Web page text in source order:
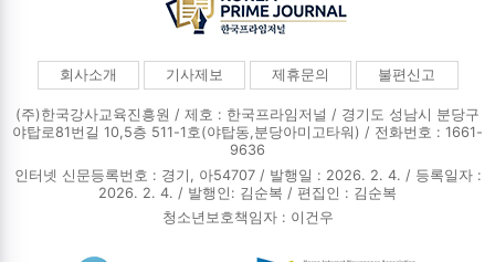
회사소개 기사제보 제휴문의 불편신고
(주)한국강사교육진흥원 / 제호 : 한국프라임저널 / 경기도 성남시 분당구
야탑로81번길 10,5층 511-1호(야탑동,분당아미고타워) / 전화번호 : 1661-
9636
인터넷 신문등록번호 : 경기, 아54707 / 발행일 : 2026. 2. 4. / 등록일자 :
2026. 2. 4. / 발행인: 김순복 / 편집인 : 김순복
청소년보호책임자 : 이건우